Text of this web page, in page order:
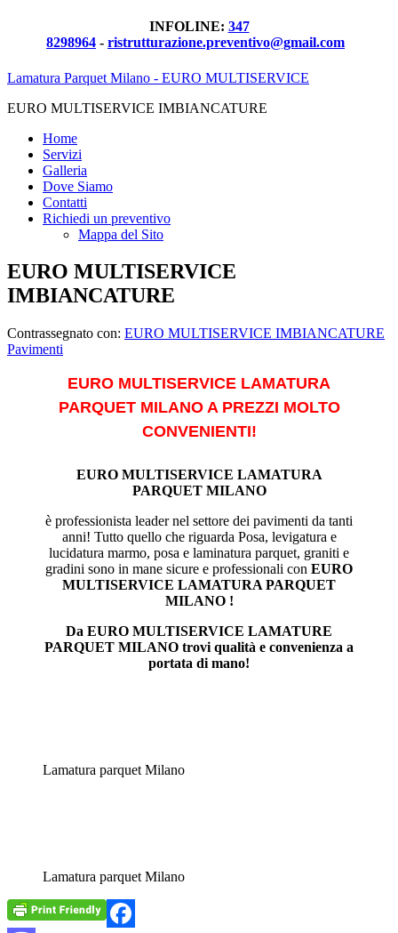
INFOLINE: 347
8298964 - ristrutturazione.preventivo@gmail.com
Lamatura Parquet Milano - EURO MULTISERVICE
EURO MULTISERVICE IMBIANCATURE
Home
Servizi
Galleria
Dove Siamo
Contatti
Richiedi un preventivo
Mappa del Sito
EURO MULTISERVICE
IMBIANCATURE
Contrassegnato con: EURO MULTISERVICE IMBIANCATURE
Pavimenti
EURO MULTISERVICE LAMATURA
PARQUET MILANO A PREZZI MOLTO
CONVENIENTI!
EURO MULTISERVICE LAMATURA
PARQUET MILANO
è professionista leader nel settore dei pavimenti da tanti
anni! Tutto quello che riguarda Posa, levigatura e
lucidatura marmo, posa e laminatura parquet, graniti e
gradini sono in mane sicure e professionali con EURO
MULTISERVICE LAMATURA PARQUET
MILANO !
Da EURO MULTISERVICE LAMATURE
PARQUET MILANO trovi qualità e convenienza a
portata di mano!
Lamatura parquet Milano
Lamatura parquet Milano